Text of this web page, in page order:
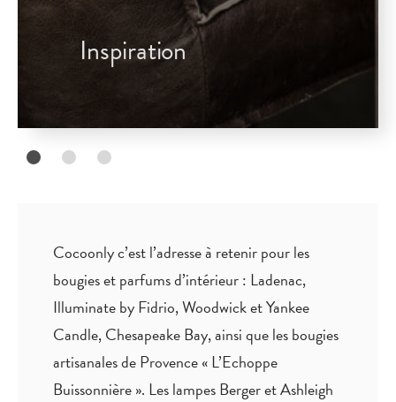
Inspiration
Cocoonly c’est l’adresse à retenir pour les
bougies et parfums d’intérieur : Ladenac,
Illuminate by Fidrio, Woodwick et Yankee
Candle, Chesapeake Bay, ainsi que les bougies
artisanales de Provence « L’Echoppe
Buissonnière ». Les lampes Berger et Ashleigh